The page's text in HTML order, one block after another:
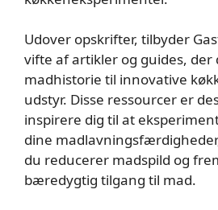
Udover opskrifter, tilbyder
vifte af artikler og guides,
madhistorie til innovative
udstyr. Disse ressourcer er
inspirere dig til at
dine
du reducerer madspild og
bæredygtig tilgang til mad.